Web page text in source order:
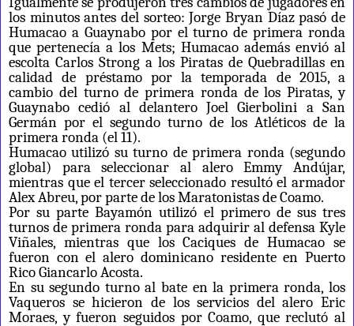
los minutos antes del sorteo: Jorge Bryan Díaz pasó de
Humacao a Guaynabo por el turno de primera ronda
que pertenecía a los Mets; Humacao además envió al
escolta Carlos Strong a los Piratas de Quebradillas en
calidad de préstamo por la temporada de 2015, a
cambio del turno de primera ronda de los Piratas, y
Guaynabo cedió al delantero Joel Gierbolini a San
Germán por el segundo turno de los Atléticos de la
primera ronda (el 11).
Humacao utilizó su turno de primera ronda (segundo
global) para seleccionar al alero Emmy Andújar,
mientras que el tercer seleccionado resultó el armador
Alex Abreu, por parte de los Maratonistas de Coamo.
Por su parte Bayamón utilizó el primero de sus tres
turnos de primera ronda para adquirir al defensa Kyle
Viñales, mientras que los Caciques de Humacao se
fueron con el alero dominicano residente en Puerto
Rico Giancarlo Acosta.
En su segundo turno al bate en la primera ronda, los
Vaqueros se hicieron de los servicios del alero Eric
Moraes, y fueron seguidos por Coamo, que reclutó al